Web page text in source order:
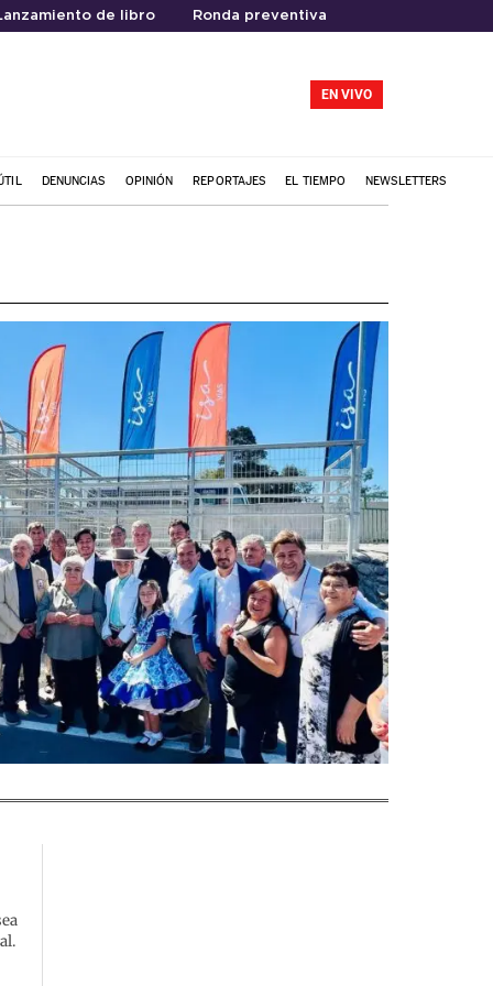
de libro Ronda preventiva
EN VIVO
DENUNCIAS OPINIÓN REPORTAJES EL TIEMPO NEWSLETTERS